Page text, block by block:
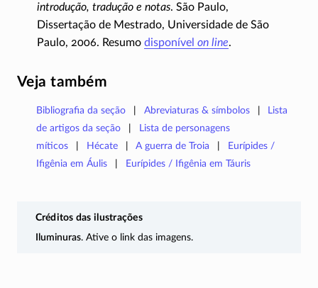
introdução, tradução e notas. São Paulo,
Dissertação de Mestrado, Universidade de São
Paulo, 2006. Resumo disponível on line.
Veja também
Bibliografia da seção Abreviaturas & símbolos
Lista
de artigos da seção
Lista de personagens
míticos
Hécate A guerra de Troia
Eurípides /
Ifigênia em Áulis
Eurípides / Ifigênia em Táuris
Créditos das ilustrações
Iluminuras. Ative o link das imagens.